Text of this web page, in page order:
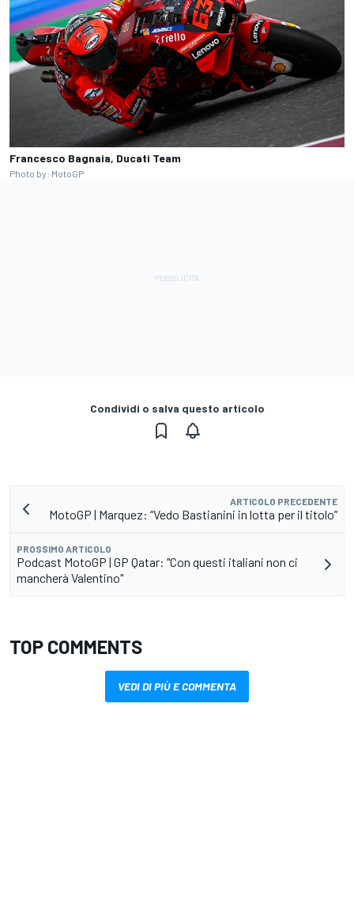
Francesco Bagnaia, Ducati Team
Photo by: MotoGP
Condividi o salva questo articolo
ARTICOLO PRECEDENTE
MotoGP | Marquez: “Vedo Bastianini in lotta per il titolo”
PROSSIMO ARTICOLO
Podcast MotoGP | GP Qatar: "Con questi italiani non ci
mancherà Valentino"
TOP COMMENTS
VEDI DI PIÙ E COMMENTA